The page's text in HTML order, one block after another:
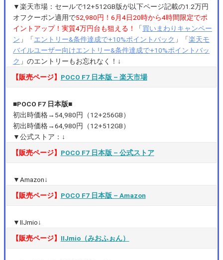
▼楽天市場：セールで12+512GB版が以下ページ記載の1.2万円
オフクーポン適用で52,980円！6月4日20時から4時間限定でポ
イントアップ！実質4万円台も狙える！
「買いまわりキャンペー
ン 」「エントリー&条件達成で+10%ポイントバック 」「楽天モ
バイルユーザー向けエントリー&条件達成で+10%ポイントバッ
ク 」のエントリーもお忘れなく！↓
【販売ページ】 POCO F7 日本版 – 楽天市場
■POCO F7 日本版■
初出時価格→54,980円（12+256GB）
初出時価格→64,980円（12+512GB）
▼公式ストア：↓
【販売ページ】 POCO F7 日本版 – 公式ストア
▼Amazon↓
【販売ページ】 POCO F7 日本版 – Amazon
▼IIJmio↓
【販売ページ】 IIJmio（みおふぉん）